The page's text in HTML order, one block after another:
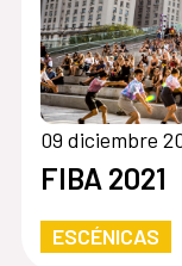
09 diciembre
FIBA 2021
ESCÉNICAS